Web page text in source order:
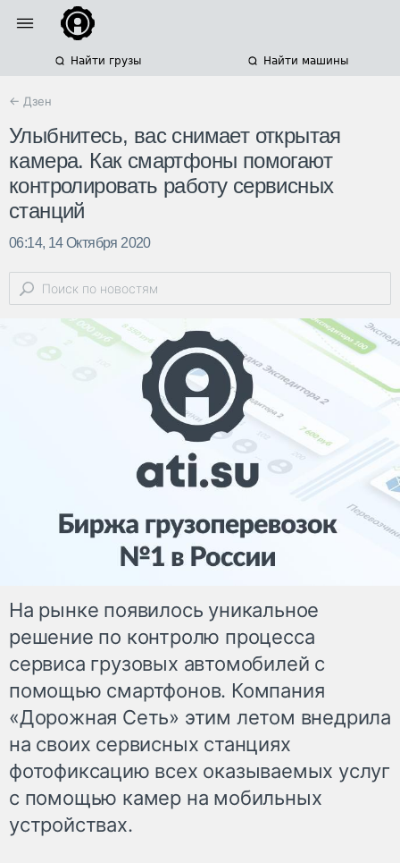
Найти грузы Найти машины
← Дзен
Улыбнитесь, вас снимает открытая
камера. Как смартфоны помогают
контролировать работу сервисных
станций
06:14, 14 Октября 2020
На рынке появилось уникальное
решение по контролю процесса
сервиса грузовых автомобилей с
помощью смартфонов. Компания
«Дорожная Сеть» этим летом внедрила
на своих сервисных станциях
фотофиксацию всех оказываемых услуг
с помощью камер на мобильных
устройствах.